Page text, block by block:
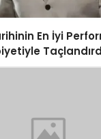
En İyi